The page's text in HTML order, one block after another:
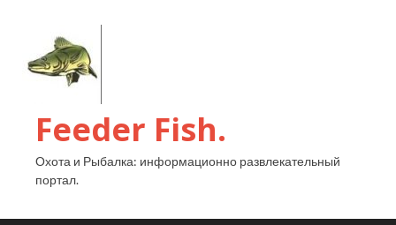
Feeder Fish.
Охота и Рыбалка: информационно развлекательный
портал.